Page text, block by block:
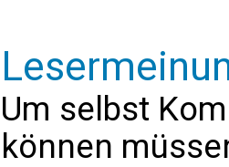
Um selbst
können